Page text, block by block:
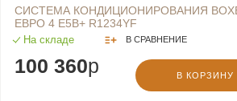
СИСТЕМА КОНДИЦИОНИРОВАНИЯ
ЕВРО 4 E5B+ R1234YF
На складе В СРАВНЕНИЕ
100 360p В КОРЗИНУ